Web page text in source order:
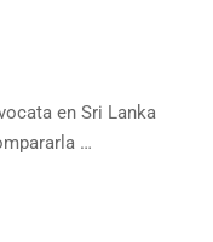
en Sri Lanka
…